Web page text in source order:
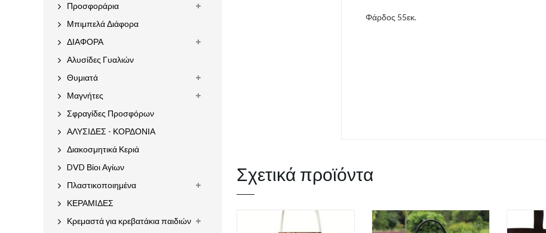
Φάρδος 55εκ.
Σχετικά προϊόντα
Προσφοράρια
Μπιμπελά Διάφορα
ΔΙΑΦΟΡΑ
Αλυσίδες Γυαλιών
Θυμιατά
Μαγνήτες
Σφραγίδες Προσφόρων
ΑΛΥΣΙΔΕΣ - ΚΟΡΔΟΝΙΑ
Διακοσμητικά Κεριά
DVD Βίοι Αγίων
Πλαστικοποιημένα
ΚΕΡΑΜΙΔΕΣ
Κρεμαστά για κρεβατάκια παιδιών